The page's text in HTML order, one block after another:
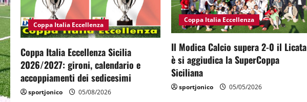
i
g
a
t
i
Coppa Italia Eccellenza
Coppa Italia Eccellenza Sicilia
2026/2027: gironi, calendario e
accoppiamenti dei sedicesimi
sportjonico 05/08/2026
Coppa Italia Eccellenza
Il Modica Calcio supera 2-0 il Licata
è si aggiudica la SuperCoppa
Siciliana
sportjonico 05/05/2026